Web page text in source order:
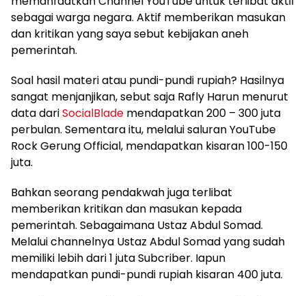
sebagai warga negara. Aktif memberikan masukan
dan kritikan yang saya sebut kebijakan aneh
pemerintah.
Soal hasil materi atau pundi-pundi rupiah? Hasilnya
sangat menjanjikan, sebut saja Rafly Harun menurut
data dariSocialBlade mendapatkan 200 – 300 juta
perbulan. Sementara itu, melalui saluran YouTube
Rock Gerung Official, mendapatkan kisaran 100-150
juta.
Bahkan seorang pendakwah juga terlibat
memberikan kritikan dan masukan kepada
pemerintah. Sebagaimana Ustaz Abdul Somad.
Melalui channelnya Ustaz Abdul Somad yang sudah
memiliki lebih dari 1 juta Subcriber. Iapun
mendapatkan pundi-pundi rupiah kisaran 400 juta.